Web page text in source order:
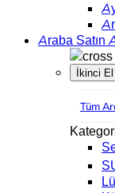
Araba Satın
İkinci
Tüm